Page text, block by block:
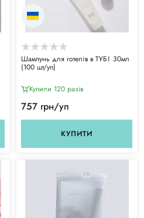
Шампунь для готелів в ТУБІ 30мл
(100 шт/уп)
Купили 120 разiв
757 грн/уп
КУПИТИ